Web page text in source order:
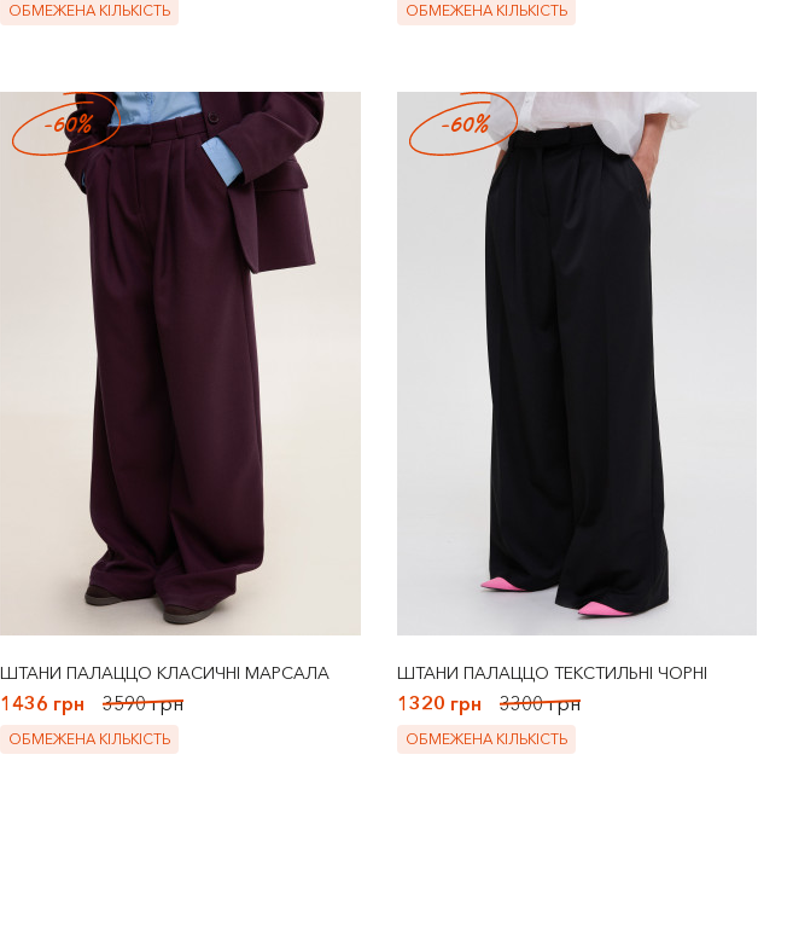
ОБМЕЖЕНА КІЛЬКІСТЬ ОБМЕЖЕНА КІЛЬКІСТЬ
ШТАНИ ПАЛАЦЦО КЛАСИЧНІ МАРСАЛА
1436 грн 3590 грн
ОБМЕЖЕНА КІЛЬКІСТЬ
-60%
ШТАНИ ПАЛАЦЦО ТЕКСТИЛЬНІ ЧОРНІ
1320 грн 3300 грн
ОБМЕЖЕНА КІЛЬКІСТЬ
-60%